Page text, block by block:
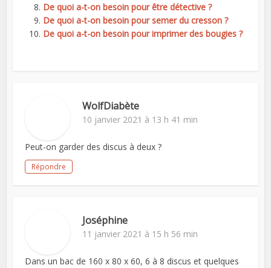
De quoi a-t-on besoin pour être détective ?
De quoi a-t-on besoin pour semer du cresson ?
De quoi a-t-on besoin pour imprimer des bougies ?
WolfDiabète
10 janvier 2021 à 13 h 41 min
Peut-on garder des discus à deux ?
Répondre
Joséphine
11 janvier 2021 à 15 h 56 min
Dans un bac de 160 x 80 x 60, 6 à 8 discus et quelques